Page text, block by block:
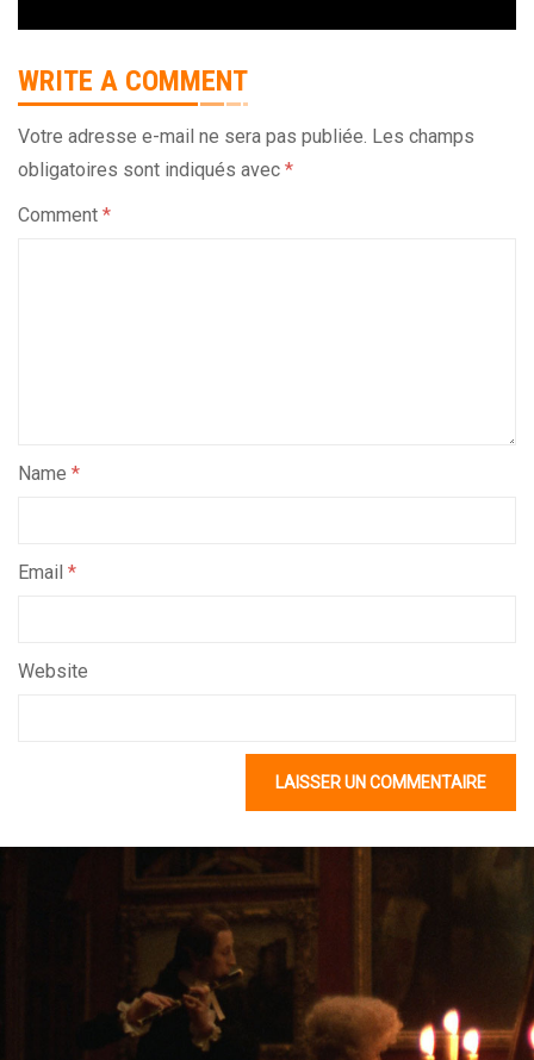
WRITE A COMMENT
Votre adresse e-mail ne sera pas publiée. Les champs
obligatoires sont indiqués avec *
Comment *
Name *
Email *
Website